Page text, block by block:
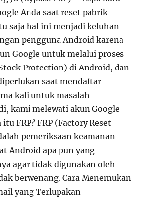
Anda saat reset pabrik
saja hal ini menjadi keluhan
pengguna Android karena
Google untuk melalui proses
Protection) di Android, dan
saat mendaftar
kali untuk masalah
kami melewati akun Google
itu FRP? FRP (Factory Reset
pemeriksaan keamanan
Android apa pun yang
agar tidak digunakan oleh
berwenang. Cara Menemukan
yang Terlupakan